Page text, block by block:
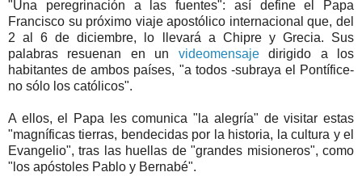
"Una peregrinación a las fuentes": así define el Papa
Francisco su próximo viaje apostólico internacional que, del
2 al 6 de diciembre, lo llevará a Chipre y Grecia. Sus
palabras resuenan en un videomensajedirigido a los
habitantes de ambos países, "a todos -subraya el Pontífice-
no sólo los católicos".
A ellos, el Papa les comunica "la alegría" de visitar estas
"magníficas tierras, bendecidas por la historia, la cultura y el
Evangelio", tras las huellas de "grandes misioneros", como
"los apóstoles Pablo y Bernabé".